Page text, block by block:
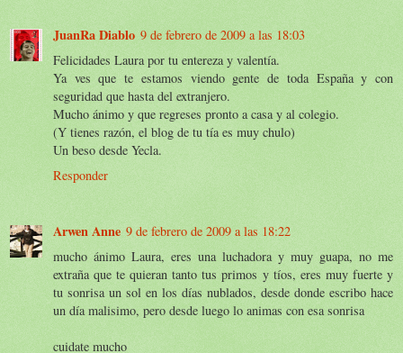
JuanRa Diablo 9 de febrero de 2009 a las 18:03
Felicidades Laura por tu entereza y valentía.
Ya ves que te estamos viendo gente de toda España y con
seguridad que hasta del extranjero.
Mucho ánimo y que regreses pronto a casa y al colegio.
(Y tienes razón, el blog de tu tía es muy chulo)
Un beso desde Yecla.
Responder
Arwen Anne 9 de febrero de 2009 a las 18:22
mucho ánimo Laura, eres una luchadora y muy guapa, no me
extraña que te quieran tanto tus primos y tíos, eres muy fuerte y
tu sonrisa un sol en los días nublados, desde donde escribo hace
un día malisimo, pero desde luego lo animas con esa sonrisa
cuidate mucho